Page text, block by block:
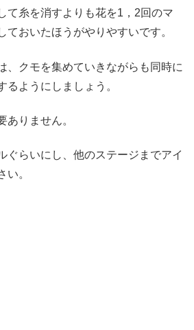
て糸を消すよりも花を1，2回のマ
ておいたほうがやりやすいです。
、クモを集めていきながらも同時に
るようにしましょう。
ありません。
ぐらいにし、他のステージまでアイ
い。